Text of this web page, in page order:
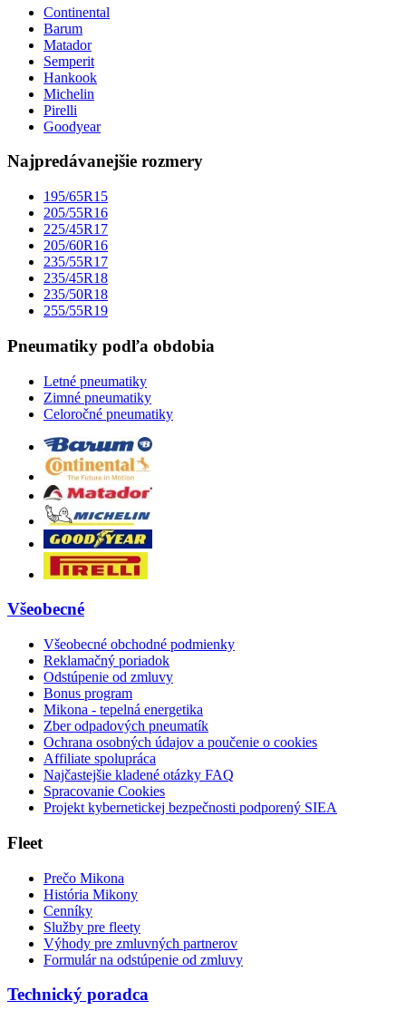
Continental
Barum
Matador
Semperit
Hankook
Michelin
Pirelli
Goodyear
Najpredávanejšie rozmery
195/65R15
205/55R16
225/45R17
205/60R16
235/55R17
235/45R18
235/50R18
255/55R19
Pneumatiky podľa obdobia
Letné pneumatiky
Zimné pneumatiky
Celoročné pneumatiky
Všeobecné
Všeobecné obchodné podmienky
Reklamačný poriadok
Odstúpenie od zmluvy
Bonus program
Mikona - tepelná energetika
Zber odpadových pneumatík
Ochrana osobných údajov a poučenie o cookies
Affiliate spolupráca
Najčastejšie kladené otázky FAQ
Spracovanie Cookies
Projekt kybernetickej bezpečnosti podporený SIEA
Fleet
Prečo Mikona
História Mikony
Cenníky
Služby pre fleety
Výhody pre zmluvných partnerov
Formulár na odstúpenie od zmluvy
Technický poradca